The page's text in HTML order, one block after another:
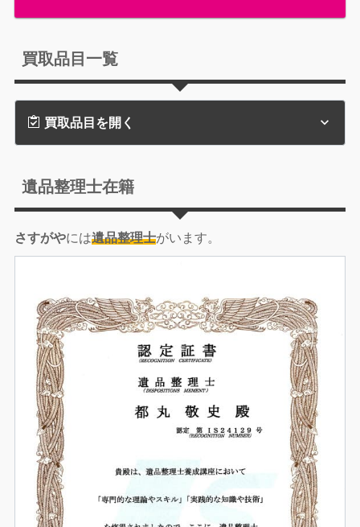
買取品目一覧
買取品目を開く
遺品整理士在籍
さすがやには遺品整理士がいます。